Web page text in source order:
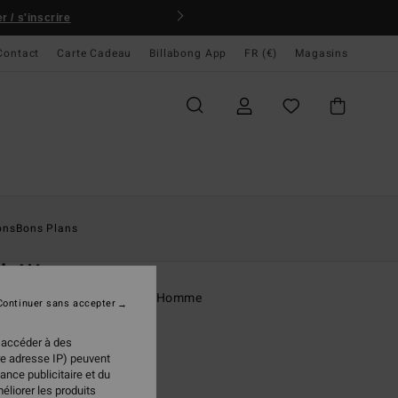
/ s'inscrire
Carte Cadeau Billabong App FR (€) Magasins
Bons Plans
Wave
à manches courtes Blanc Homme
€
à des
adresse IP) peuvent
publicitaire et du
les produits
sans accepter